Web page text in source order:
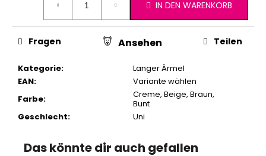
IN DEN WARENKORB
Kategorie:
Langer Ärmel
EAN:
Variante wählen
Farbe: Creme, Beige, Braun,
Bunt
Geschlecht: Uni
Fragen Ansehen Teilen
Das könnte dir auch gefallen